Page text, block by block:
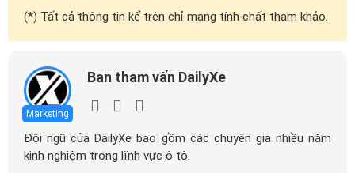
(*) Tất cả thông tin kể trên chỉ mang tính chất tham khảo.
Marketing
Ban tham vấn DailyXe
Đội ngũ của DailyXe bao gồm các chuyên gia nhiều năm
kinh nghiệm trong lĩnh vực ô tô.